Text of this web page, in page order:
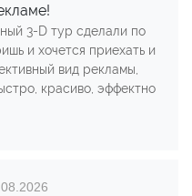
3-D тур сделали по
и хочется приехать и
вид рекламы,
красиво, эффектно